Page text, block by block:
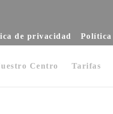
de privacidad Política
Centro Tarifas